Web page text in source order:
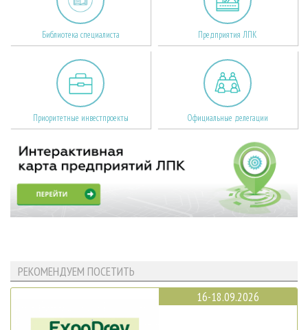
Библиотека специалиста Предприятия ЛПК
Приоритетные инвестпроекты Официальные делегации
РЕКОМЕНДУЕМ ПОСЕТИТЬ
16-18.09.2026